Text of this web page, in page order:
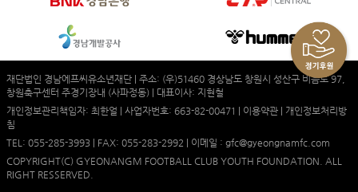
재단법인 경남에프씨유소년재단 | 주소: (우)51460 경상남도 창원시 성산구 비음로 97,
창원축구센터 주경기장내 (사파정동) | 대표이사: 지현철
개인정보관리책임자: 최한얼 | 사업자번호: 663-82-00471 | 이용약관 | 개인정보처리방
침
TEL: 055-285-3993 | FAX: 055-283-2992 | 이메일 : gfc@gyeongnamfc.com
COPYRIGHT(C) GYEONANGM FOOTBALL CLUB YOUTH FOUNDATION. ALL
RIGHT RESSERVED.